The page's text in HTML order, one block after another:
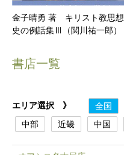
金子晴勇 著 キリスト教思想
史の例話集Ⅲ（関川祐一郎）
書店一覧
エリア選択 》 全国
中部
近畿 中国